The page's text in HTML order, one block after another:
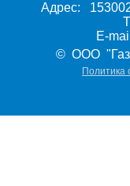
Адрес:
E-
© ООО
Политика